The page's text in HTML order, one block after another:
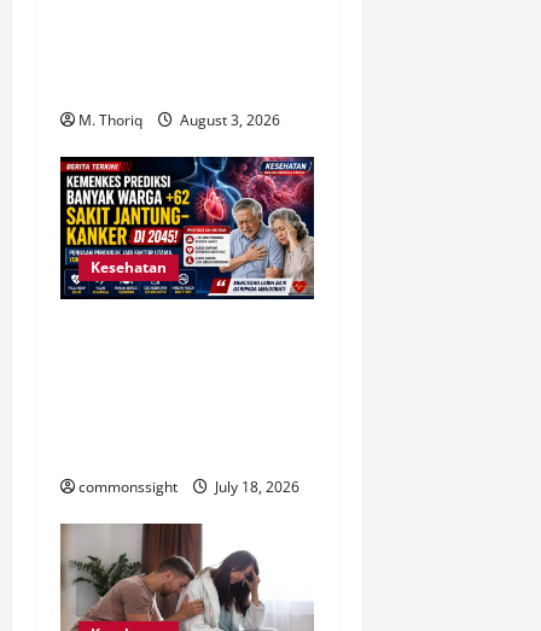
M. Thoriq August 3, 2026
Kesehatan
commonssight July 18, 2026